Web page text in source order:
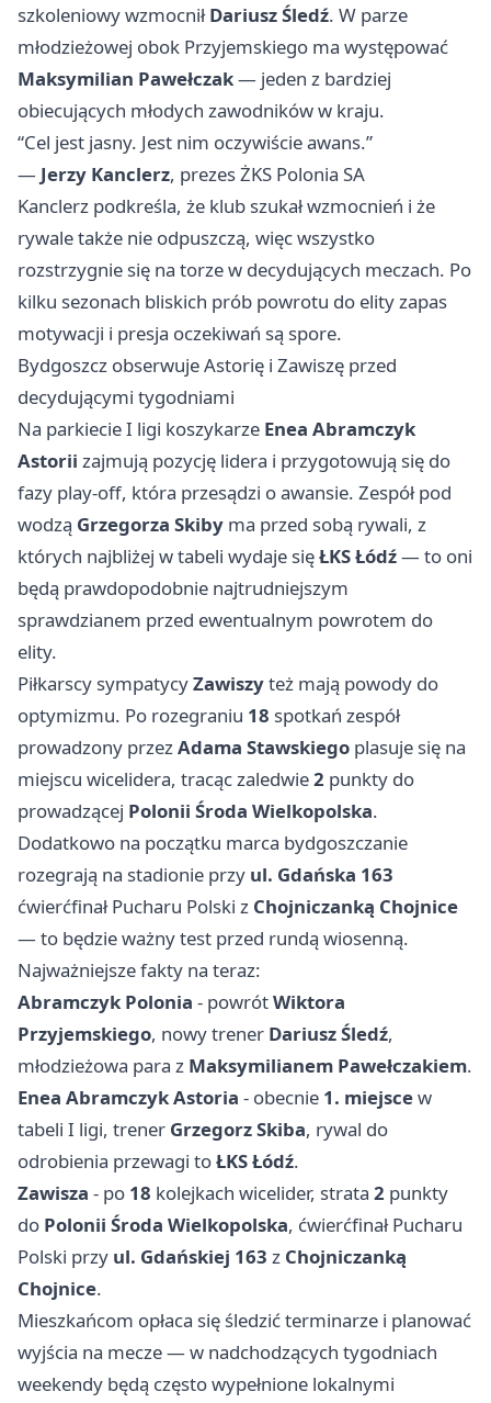
szkoleniowy wzmocniłDariusz Śledź. W parze
młodzieżowej obok Przyjemskiego ma występować
Maksymilian Pawełczak— jeden z bardziej
obiecujących młodych zawodników w kraju.
“Cel jest jasny. Jest nim oczywiście awans.”
— Jerzy Kanclerz, prezes ŻKS Polonia SA
Kanclerz podkreśla, że klub szukał wzmocnień i że
rywale także nie odpuszczą, więc wszystko
rozstrzygnie się na torze w decydujących meczach. Po
kilku sezonach bliskich prób powrotu do elity zapas
motywacji i presja oczekiwań są spore.
Bydgoszcz obserwuje Astorię i Zawiszę przed
decydującymi tygodniami
Na parkiecie I ligi koszykarze Enea Abramczyk
Astorii zajmują pozycję lidera i przygotowują się do
fazy play-off, która przesądzi o awansie. Zespół pod
wodzą Grzegorza Skiby ma przed sobą rywali, z
których najbliżej w tabeli wydaje sięŁKS Łódź— to oni
będą prawdopodobnie najtrudniejszym
sprawdzianem przed ewentualnym powrotem do
elity.
Piłkarscy sympatycyZawiszyteż mają powody do
optymizmu. Po rozegraniu 18 spotkań zespół
prowadzony przezAdama Stawskiego plasuje się na
miejscu wicelidera, tracąc zaledwie2 punkty do
prowadzącej Polonii Środa Wielkopolska.
Dodatkowo na początku marca bydgoszczanie
rozegrają na stadionie przy ul. Gdańska 163
ćwierćfinał Pucharu Polski z Chojniczanką Chojnice
— to będzie ważny test przed rundą wiosenną.
Najważniejsze fakty na teraz:
Abramczyk Polonia - powrótWiktora
Przyjemskiego, nowy trener Dariusz Śledź,
młodzieżowa para z Maksymilianem Pawełczakiem.
Enea Abramczyk Astoria - obecnie 1. miejscew
tabeli I ligi, trener Grzegorz Skiba, rywal do
odrobienia przewagi toŁKS Łódź.
Zawisza - po 18 kolejkach wicelider, strata 2 punkty
do Polonii Środa Wielkopolska, ćwierćfinał Pucharu
Polski przy ul. Gdańskiej 163 z Chojniczanką
Chojnice.
Mieszkańcom opłaca się śledzić terminarze i planować
wyjścia na mecze — w nadchodzących tygodniach
weekendy będą często wypełnione lokalnymi